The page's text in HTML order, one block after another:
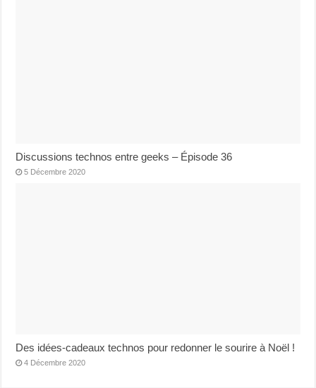
Discussions technos entre geeks – Épisode 36
5 Décembre 2020
Des idées-cadeaux technos pour redonner le sourire à Noël !
4 Décembre 2020